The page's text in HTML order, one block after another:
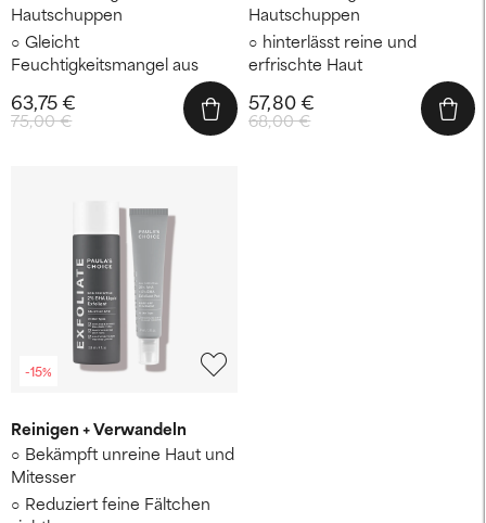
Hautschuppen
Gleicht
Feuchtigkeitsmangel aus
75,00 €
63,75 €
Hautschuppen
hinterlässt reine und
erfrischte Haut
68,00 €
57,80 €
-15%
Reinigen + Verwandeln
Bekämpft unreine Haut und
Mitesser
Reduziert feine Fältchen